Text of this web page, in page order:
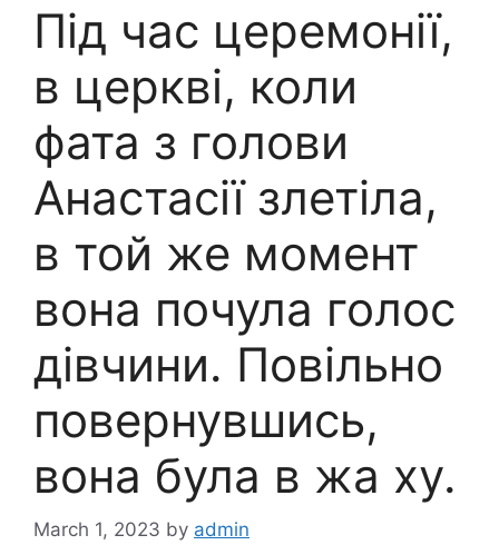
Під час церемонії,
в церкві, коли
фата з голови
Анастасії злетіла,
в той же момент
вона почула голос
дівчини. Повільно
повернувшись,
вона була в жа ху.
March 1, 2023 by admin